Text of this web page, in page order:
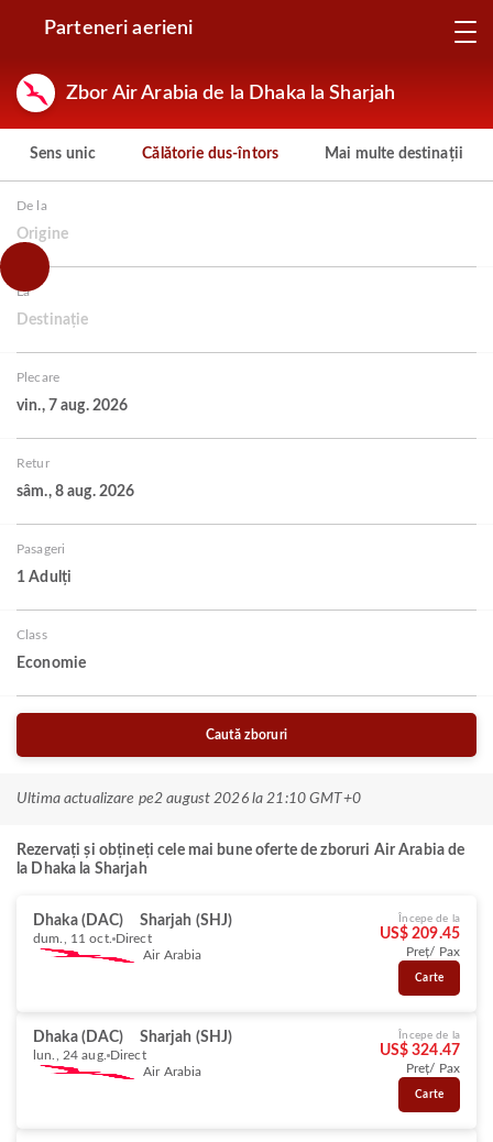
Parteneri aerieni
Zbor Air Arabia de la Dhaka la Sharjah
Sens unic Călătorie dus-întors Mai multe destinații
De la
Origine
La
Destinație
Plecare
vin., 7 aug. 2026
Retur
sâm., 8 aug. 2026
Pasageri
1 Adulți
Class
Economie
Caută zboruri
Ultima actualizare pe2 august 2026 la 21:10 GMT+0
Rezervați și obțineți cele mai bune oferte de zboruri Air Arabia de
la Dhaka la Sharjah
Dhaka (DAC) Sharjah (SHJ)
dum., 11 oct. Direct
Air Arabia
Începe de la
US$ 209.45
Preț/ Pax
Carte
Dhaka (DAC) Sharjah (SHJ)
lun., 24 aug. Direct
Air Arabia
Începe de la
US$ 324.47
Preț/ Pax
Carte